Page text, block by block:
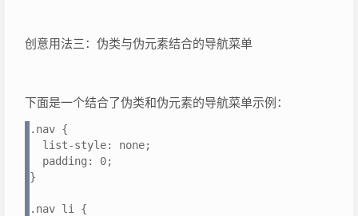
创意用法三：伪类与伪元素结合的导航菜单
下面是一个结合了伪类和伪元素的导航菜单示例：
.nav {
list-style: none;
padding: 0;
}
.nav li {